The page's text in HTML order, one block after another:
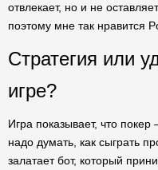
отвлекает, но и не
поэтому мне так нравится
Стратегия или
игре?
Игра показывает, что
надо думать, как сыграть
залатает бот, который